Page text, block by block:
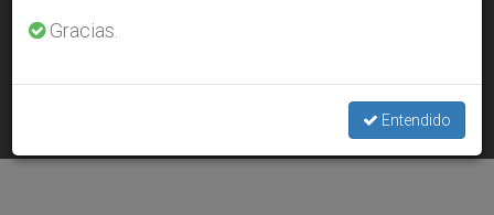
NOV 15, 2000 00:00
Gracias.
Entendido